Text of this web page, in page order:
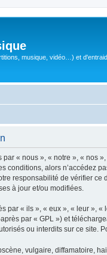
musique, vidéo…) et
« nous », « notre », « nos
conditions, alors n’accédez
responsabilité de vérifier
à jour et/ou modifiées.
par « ils », « eux », « leur »,
par « GPL ») et
ou interdits sur ce site.
vulgaire, diffamatoire,